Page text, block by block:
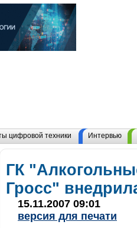
цифровой техники Интервью
ГК
Гросс"
15.11.2007 09:01
версия для печати